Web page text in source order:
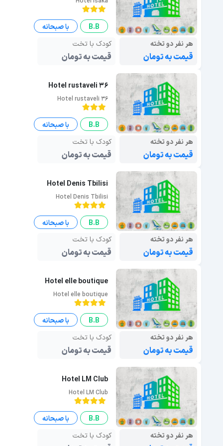
B.B
با صبحانه
هر نفر دو تخته
قیمت به تومان
کودک با تخت
قیمت به تومان
Hotel rustaveli 36
Hotel rustaveli 36
B.B
با صبحانه
هر نفر دو تخته
قیمت به تومان
کودک با تخت
قیمت به تومان
Hotel Denis Tbilisi
Hotel Denis Tbilisi
B.B
با صبحانه
هر نفر دو تخته
قیمت به تومان
کودک با تخت
قیمت به تومان
Hotel elle boutique
Hotel elle boutique
B.B
با صبحانه
هر نفر دو تخته
قیمت به تومان
کودک با تخت
قیمت به تومان
Hotel LM Club
Hotel LM Club
B.B
با صبحانه
هر نفر دو تخته
کودک با تخت